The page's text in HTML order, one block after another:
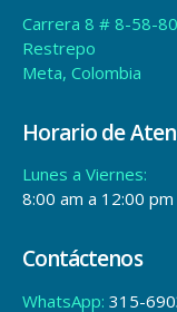
Carrera 8 # 8-58-
Restrepo
Meta, Colombia
Horario de
Lunes a Viernes:
8:00 am a 12:00
Contáctenos
WhatsApp: 315-